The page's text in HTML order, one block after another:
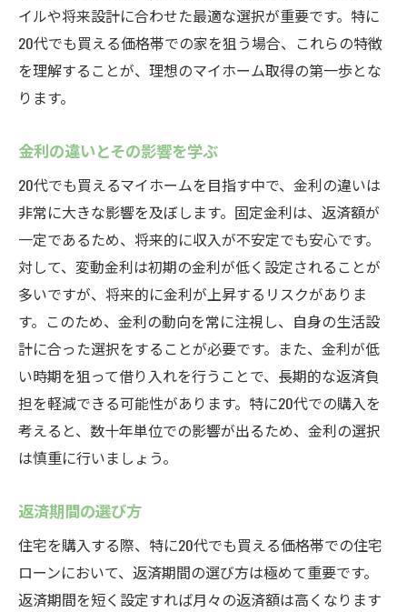
イルや将来設計に合わせた最適な選択が重要です。特に
20代でも買える価格帯での家を狙う場合、これらの特徴
を理解することが、理想のマイホーム取得の第一歩とな
ります。
金利の違いとその影響を学ぶ
20代でも買えるマイホームを目指す中で、金利の違いは
非常に大きな影響を及ぼします。固定金利は、返済額が
一定であるため、将来的に収入が不安定でも安心です。
対して、変動金利は初期の金利が低く設定されることが
多いですが、将来的に金利が上昇するリスクがありま
す。このため、金利の動向を常に注視し、自身の生活設
計に合った選択をすることが必要です。また、金利が低
い時期を狙って借り入れを行うことで、長期的な返済負
担を軽減できる可能性があります。特に20代での購入を
考えると、数十年単位での影響が出るため、金利の選択
は慎重に行いましょう。
返済期間の選び方
住宅を購入する際、特に20代でも買える価格帯での住宅
ローンにおいて、返済期間の選び方は極めて重要です。
返済期間を短く設定すれば月々の返済額は高くなります